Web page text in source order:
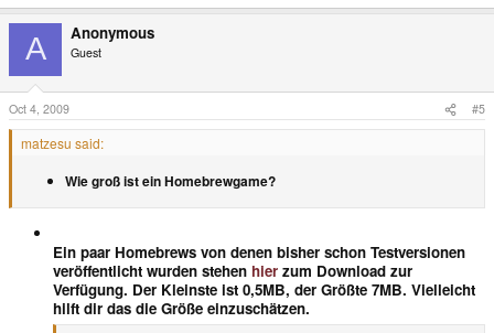
A Anonymous
Guest
Oct 4, 2009 #5
matzesu said:
Wie groß ist ein Homebrewgame?
Ein paar Homebrews von denen bisher schon Testversionen
veröffentlicht wurden stehen hier zum Download zur
Verfügung. Der Kleinste ist 0,5MB, der Größte 7MB. Vielleicht
hilft dir das die Größe einzuschätzen.